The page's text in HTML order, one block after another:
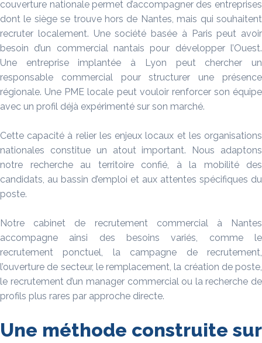
couverture nationale permet d’accompagner des entreprises
dont le siège se trouve hors de Nantes, mais qui souhaitent
recruter localement. Une société basée à Paris peut avoir
besoin d’un commercial nantais pour développer l’Ouest.
Une entreprise implantée à Lyon peut chercher un
responsable commercial pour structurer une présence
régionale. Une PME locale peut vouloir renforcer son équipe
avec un profil déjà expérimenté sur son marché.
Cette capacité à relier les enjeux locaux et les organisations
nationales constitue un atout important. Nous adaptons
notre recherche au territoire confié, à la mobilité des
candidats, au bassin d’emploi et aux attentes spécifiques du
poste.
Notre cabinet de recrutement commercial à Nantes
accompagne ainsi des besoins variés, comme le
recrutement ponctuel, la campagne de recrutement,
l’ouverture de secteur, le remplacement, la création de poste,
le recrutement d’un manager commercial ou la recherche de
profils plus rares par approche directe.
Une méthode construite sur